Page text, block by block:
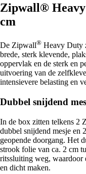
Zipwall®
cm
De Zipwall® Heavy Duty
brede, sterk klevende,
oppervlak en de sterk en
uitvoering van de
intensievere belasting en
Dubbel snijdend
In de box zitten telkens 2
dubbel snijdend mesje en
geopende doorgang. Het
strook folie van ca. 2 cm
ritssluiting weg, waardoor
en dicht maken.